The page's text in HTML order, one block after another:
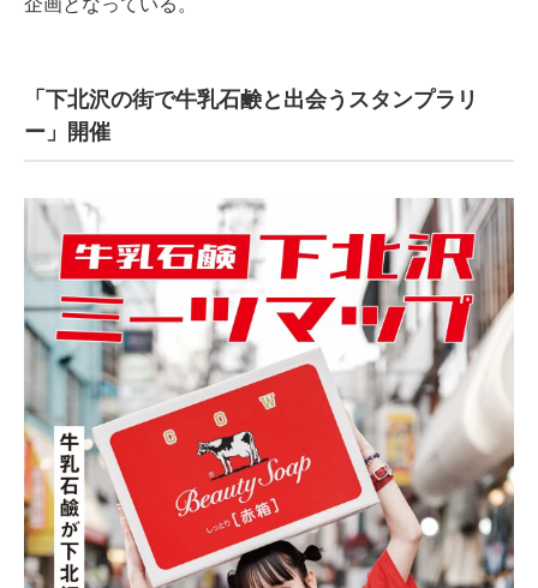
「下北沢の街で牛乳石鹸と出会うスタンプラリ
ー」開催